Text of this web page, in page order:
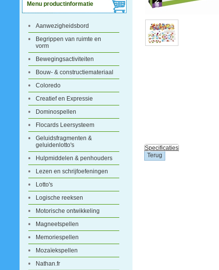
Menu productinformatie
Aanwezigheidsbord
Begrippen van ruimte en
vorm
Bewegingsactiviteiten
Bouw- & constructiemateriaal
Coloredo
Creatief en Expressie
Dominospellen
Flocards Leersysteem
Geluidsfragmenten &
geluidenlotto's
Hulpmiddelen & penhouders
Lezen en schrijfoefeningen
Lotto's
Logische reeksen
Motorische ontwikkeling
Magneetspellen
Memoriespellen
Mozaïekspellen
Nathan.fr
Specificaties